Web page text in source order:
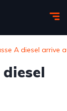
A diesel arrive
diesel